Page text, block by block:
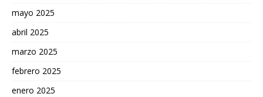
mayo 2025
abril 2025
marzo 2025
febrero 2025
enero 2025